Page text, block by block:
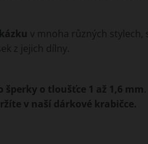
v mnoha různých stylech,
z jejich dílny.
šperky o tloušťce 1 až 1,6 mm
v naší dárkové krabičce.